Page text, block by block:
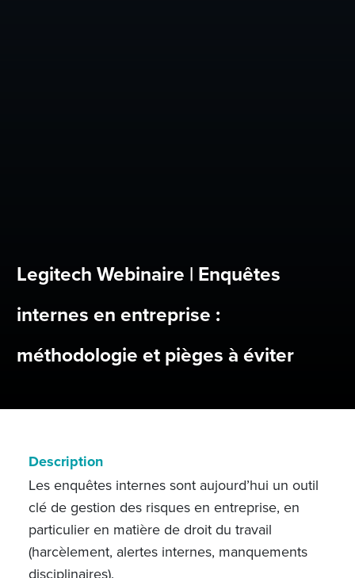
Legitech Webinaire | Enquêtes
internes en entreprise :
méthodologie et pièges à éviter
Description
Les enquêtes internes sont aujourd’hui un outil
clé de gestion des risques en entreprise, en
particulier en matière de droit du travail
(harcèlement, alertes internes, manquements
disciplinaires).